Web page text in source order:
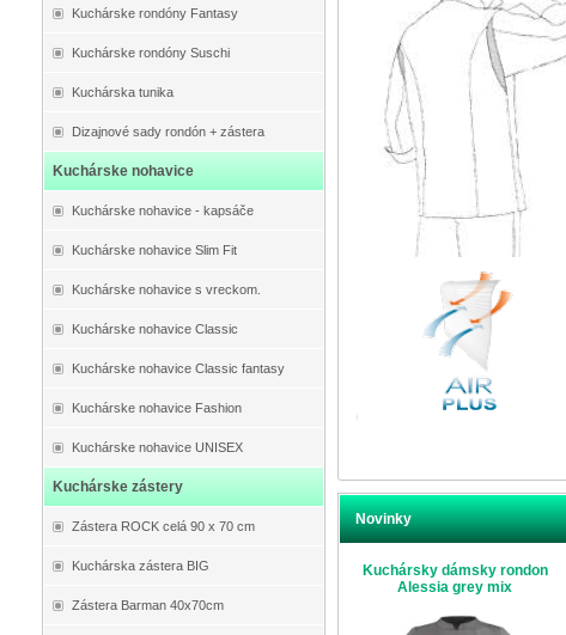
Kuchárske rondóny Fantasy
Kuchárske rondóny Suschi
Kuchárska tunika
Dizajnové sady rondón + zástera
Kuchárske nohavice
Kuchárske nohavice - kapsáče
Kuchárske nohavice Slim Fit
Kuchárske nohavice s vreckom.
Kuchárske nohavice Classic
Kuchárske nohavice Classic fantasy
Kuchárske nohavice Fashion
Kuchárske nohavice UNISEX
Kuchárske zástery
Zástera ROCK celá 90 x 70 cm
Kuchárska zástera BIG
Zástera Barman 40x70cm
Novinky
Kuchársky dámsky rondon
Alessia grey mix